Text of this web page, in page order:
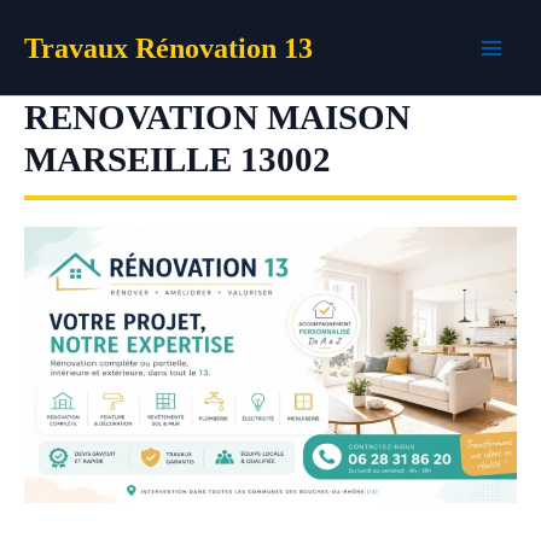
Travaux Rénovation 13
RENOVATION MAISON
MARSEILLE 13002